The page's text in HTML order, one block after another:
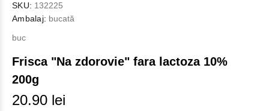
SKU: 132225
Ambalaj: bucată
buc
Frisca "Na zdorovie" fara lactoza 10%
200g
20.90 lei